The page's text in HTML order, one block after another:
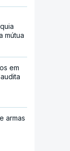
mútua
em
armas